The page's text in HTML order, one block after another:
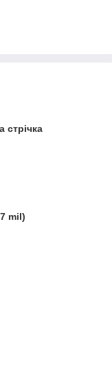
стрічка
mil)